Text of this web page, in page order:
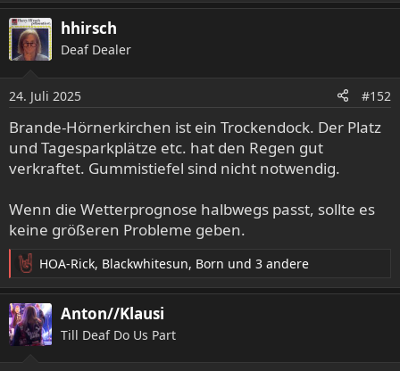
a
k
t
n
e
n
:
hhirsch
Deaf Dealer
24. Juli 2025 #152
Brande-Hörnerkirchen ist ein Trockendock. Der Platz
und Tagesparkplätze etc. hat den Regen gut
verkraftet. Gummistiefel sind nicht notwendig.
Wenn die Wetterprognose halbwegs passt, sollte es
keine größeren Probleme geben.
R
e
a
k
t
HOA-Rick, Blackwhitesun, Born und 3 andere
Anton//Klausi
Till Deaf Do Us Part